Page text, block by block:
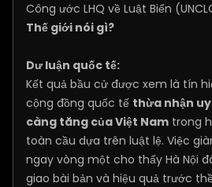
Công ước LHQ về Luật Biển
Thế giới nói gì?
Dư luận quốc tế:
Kết quả bầu cử được xem là tín
cộng đồng quốc tế thừa nhận
càng tăng của Việt Nam trong
toàn cầu dựa trên luật lệ. Việc
ngay vòng một cho thấy Hà Nội
giao bài bản và hiệu quả trước